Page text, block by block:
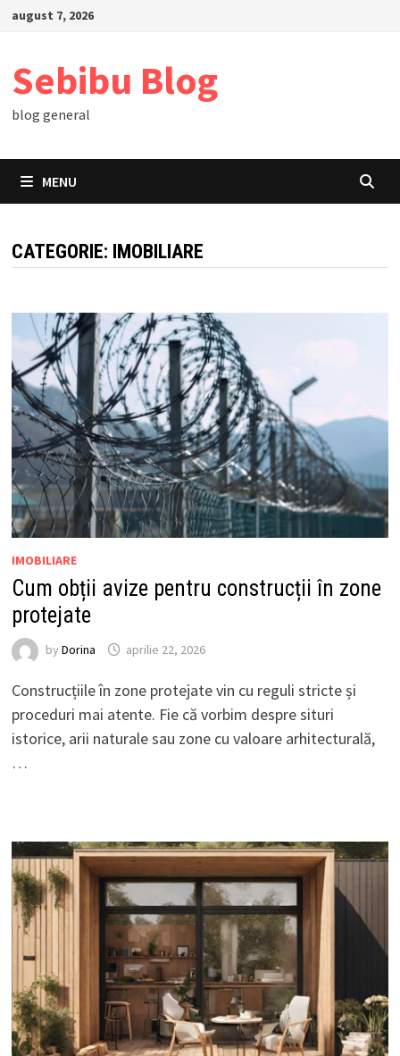
Skipaugust 7, 2026
Sebibu Blog
blog general
MENU
CATEGORIE: IMOBILIARE
IMOBILIARE
Cum obții avize pentru construcții în zone
protejate
by Dorina aprilie 22, 2026
Construcțiile în zone protejate vin cu reguli stricte și
proceduri mai atente. Fie că vorbim despre situri
istorice, arii naturale sau zone cu valoare arhitecturală,
…